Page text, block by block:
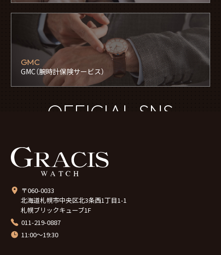
GMC
GMC（腕時計保険サービス）
OFFICIAL SNS
〒060-0033
北海道札幌市中央区北3条西1丁目1-1
札幌ブリックキューブ1F
011-219-0887
11:00～19:30